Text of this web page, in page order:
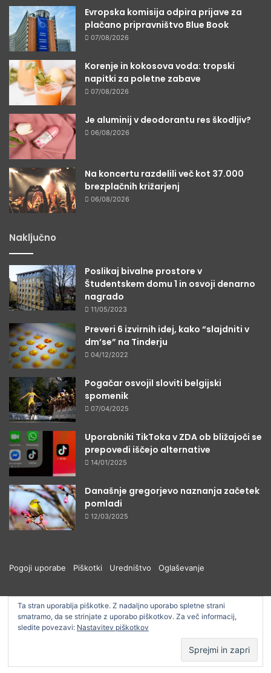
Evropska komisija odpira prijave za
plačano pripravništvo Blue Book
07/08/2026
Korenje in kokosova voda: tropski
napitki za poletne zabave
07/08/2026
Je aluminij v deodorantu res škodljiv?
06/08/2026
Na koncertu razdelili več kot 37.000
brezplačnih križarjenj
06/08/2026
Naključno
Poslikaj bivalne prostore v
Študentskem domu 1 in osvoji denarno
nagrado
11/05/2023
Preveri 6 izvirnih idej, kako “slajdniti v
dm’se” na Tinderju
04/12/2022
Pogačar osvojil sloviti belgijski
spomenik
07/04/2025
Uporabniki TikToka v ZDA ob bližajoči se
prepovedi iščejo alternative
14/01/2025
Današnje gregorjevo naznanja začetek
pomladi
12/03/2025
Pogoji uporabe Piškotki Uredništvo Oglaševanje
© ŠOUM 2026, Vse pravice pridržane
Ta stran uporablja piškotke. Z nadaljno uporabo spletne strani
smatramo, da se strinjate z uporabo piškotkov. Za več informacij,
sledite povezavi: Nastavitev piškotkov